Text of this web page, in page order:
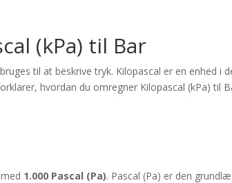
(kPa) til Bar
til at beskrive tryk. Kilopascal er en enhed
hvordan du omregner Kilopascal (kPa)
1.000 Pascal (Pa). Pascal (Pa) er den